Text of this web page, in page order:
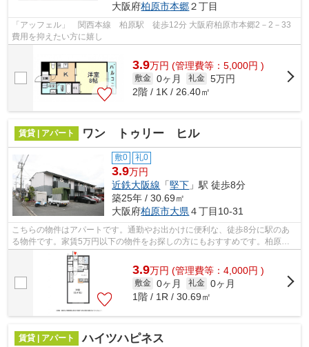
大阪府柏原市本郷２丁目
「アッフェル」 関西本線 柏原駅 徒歩12分 大阪府柏原市本郷2－2－33
費用を抑えたい方に嬉し
3.9万円 (管理費等：5,000円 )
敷金 0ヶ月 礼金 5万円
2階 / 1K / 26.40㎡
賃貸 | アパート ワン トゥリー ヒル
敷0 礼0
3.9万円
近鉄大阪線 「堅下 」駅 徒歩8分
築25年 / 30.69㎡
大阪府柏原市大県 ４丁目10-31
こちらの物件はアパートです。通勤やお出かけに便利な、徒歩8分に駅のあ
る物件です。家賃5万円以下の物件をお探しの方にもおすすめです。柏原市
近辺での物件情報：大好評のあの物件「...
3.9万円 (管理費等：4,000円 )
敷金 0ヶ月 礼金 0ヶ月
1階 / 1R / 30.69㎡
賃貸 | アパート ハイツハピネス